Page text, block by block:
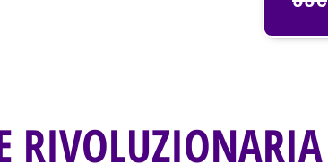
RIVOLUZIONARIA